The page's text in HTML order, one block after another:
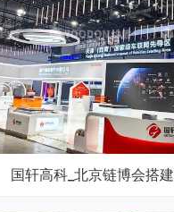
国轩高科_北京链博会搭建